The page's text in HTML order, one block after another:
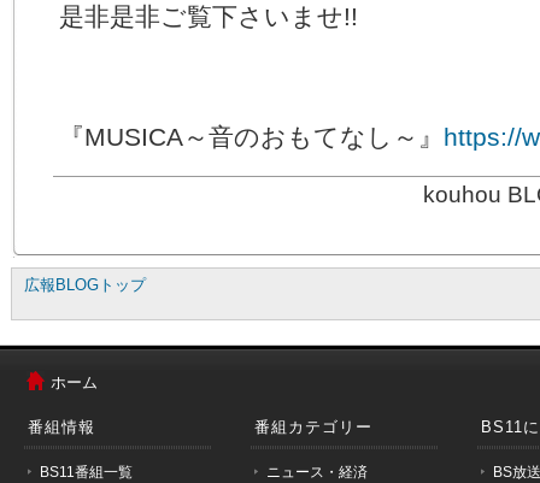
是非是非ご覧下さいませ!!
『MUSICA～音のおもてなし～』 https://
kouhou
広報BLOGトップ
は
ホーム
番組情報
BS11番組一覧
番組カテゴリー
ニュース・経済
BS11
BS放